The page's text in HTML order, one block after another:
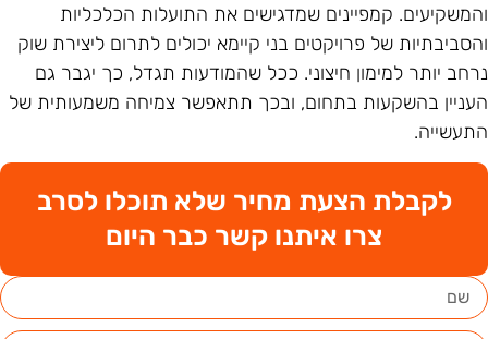
קמפיינים שמדגישים את התועלות הכלכליות
של פרויקטים בני קיימא יכולים לתרום ליצירת שוק
יותר למימון חיצוני. ככל שהמודעות תגדל, כך יגבר גם
בהשקעות בתחום, ובכך תתאפשר צמיחה משמעותית של
לקבלת הצעת מחיר שלא תוכלו לסרב
צרו איתנו קשר כבר היום